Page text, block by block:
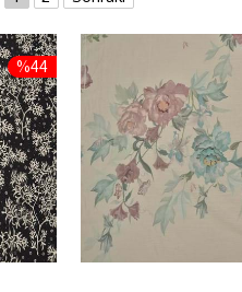
%44